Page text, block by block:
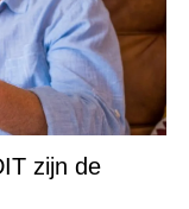
zijn de